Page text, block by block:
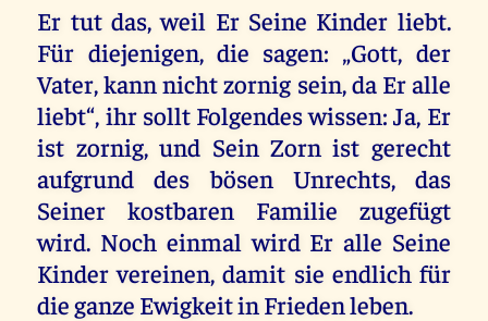
Er tut das, weil Er Seine Kinder liebt.
Für diejenigen, die sagen: „Gott, der
Vater, kann nicht zornig sein, da Er alle
liebt“, ihr sollt Folgendes wissen: Ja, Er
ist zornig, und Sein Zorn ist gerecht
aufgrund des bösen Unrechts, das
Seiner kostbaren Familie zugefügt
wird. Noch einmal wird Er alle Seine
Kinder vereinen, damit sie endlich für
die ganze Ewigkeit in Frieden leben.